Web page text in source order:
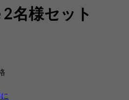
2名様セット